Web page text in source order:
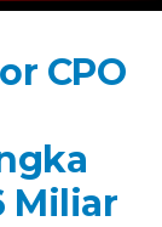
CPO
Miliar